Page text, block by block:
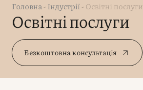
Головна-Індустрії-Освітні послуги
Освітні послуги
Безкоштовна консультація